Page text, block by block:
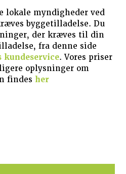
lokale myndigheder ved
byggetilladelse. Du
der kræves til din
fra denne side
kundeservice. Vores priser
oplysninger om
findes her